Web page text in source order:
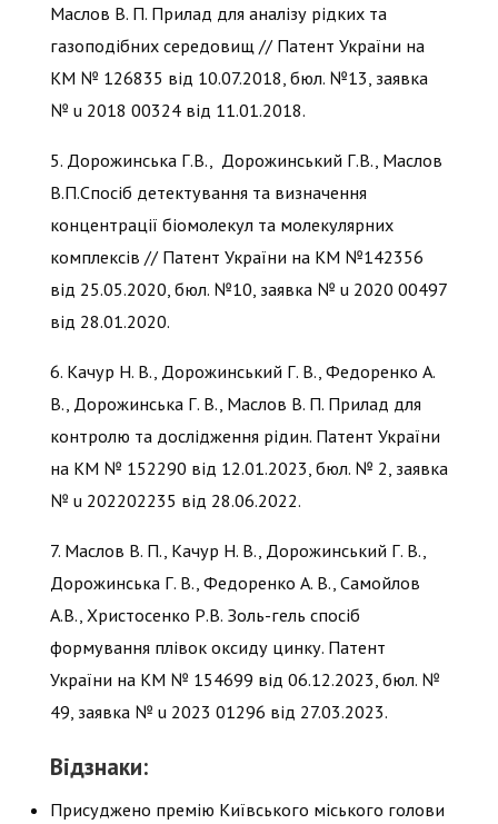
Маслов В. П. Прилад для аналізу рідких та
газоподібних середовищ // Патент України на
KM № 126835 від 10.07.2018, бюл. №13, заявка
№ u 2018 00324 від 11.01.2018.
5. Дорожинська Г.В., Дорожинський Г.В., Маслов
В.П.Спосіб детектування та визначення
концентрації біомолекул та молекулярних
комплексів // Патент України на KM №142356
від 25.05.2020, бюл. №10, заявка № u 2020 00497
від 28.01.2020.
6. Качур Н. В., Дорожинський Г. В., Федоренко А.
В., Дорожинська Г. В., Маслов В. П. Прилад для
контролю та дослідження рідин. Патент України
на КМ № 152290 від 12.01.2023, бюл. № 2, заявка
№ u 202202235 від 28.06.2022.
7. Маслов В. П., Качур Н. В., Дорожинський Г. В.,
Дорожинська Г. В., Федоренко А. В., Самойлов
А.В., Христосенко Р.В. Золь-гель спосіб
формування плівок оксиду цинку. Патент
України на КМ № 154699 від 06.12.2023, бюл. №
49, заявка № u 2023 01296 від 27.03.2023.
Відзнаки:
Присуджено премію Київського міського голови